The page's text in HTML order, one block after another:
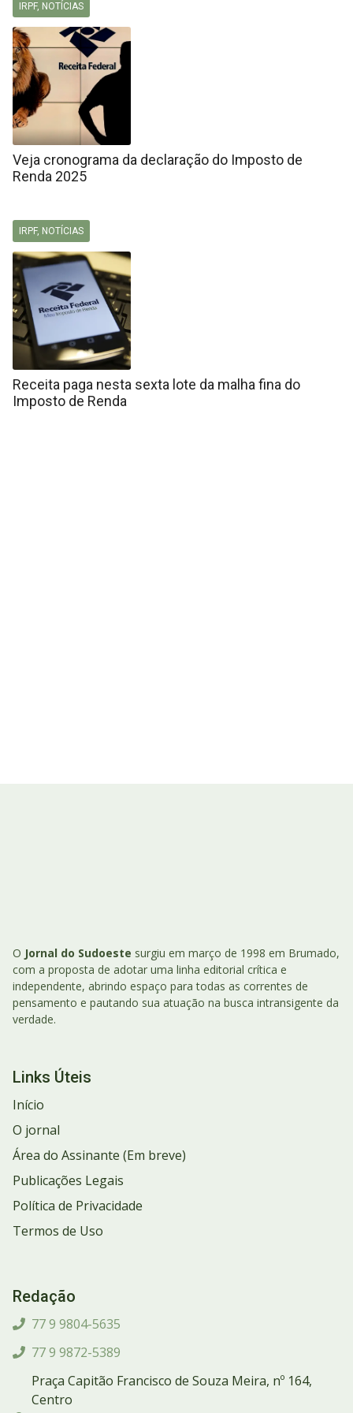
IRPF, NOTÍCIAS
Veja cronograma da declaração do Imposto de
Renda 2025
IRPF, NOTÍCIAS
Receita paga nesta sexta lote da malha fina do
Imposto de Renda
O Jornal do Sudoeste surgiu em março de 1998 em Brumado,
com a proposta de adotar uma linha editorial crítica e
independente, abrindo espaço para todas as correntes de
pensamento e pautando sua atuação na busca intransigente da
verdade.
Links Úteis
Início
O jornal
Área do Assinante (Em breve)
Publicações Legais
Política de Privacidade
Termos de Uso
Redação
77 9 9804-5635
77 9 9872-5389
Praça Capitão Francisco de Souza Meira, nº 164,
Centro